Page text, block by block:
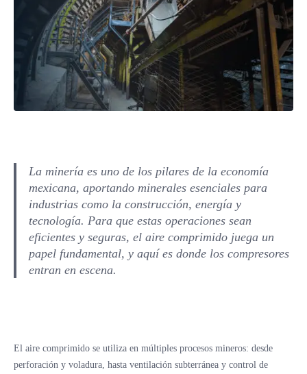
La minería es uno de los pilares de la economía
mexicana, aportando minerales esenciales para
industrias como la construcción, energía y
tecnología. Para que estas operaciones sean
eficientes y seguras, el aire comprimido juega un
papel fundamental, y aquí es donde los compresores
entran en escena.
El aire comprimido se utiliza en múltiples procesos mineros: desde
perforación y voladura, hasta ventilación subterránea y control de